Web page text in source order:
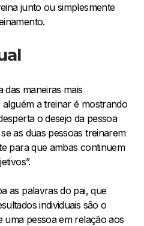
junto ou simplesmente
das maneiras mais
a treinar é mostrando
o desejo da pessoa
as duas pessoas treinarem
para que ambas continuem
as palavras do pai, que
individuais são o
uma pessoa em relação aos